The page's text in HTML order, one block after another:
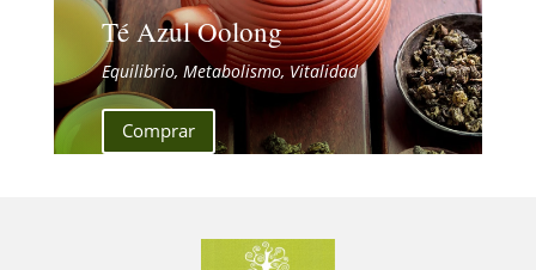
Té Azul Oolong
Equilibrio, Metabolismo, Vitalidad
Comprar